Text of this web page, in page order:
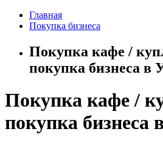
Главная
Покупка бизнеса
Покупка кафе /
покупка бизнеса в
Покупка кафе /
покупка бизнеса